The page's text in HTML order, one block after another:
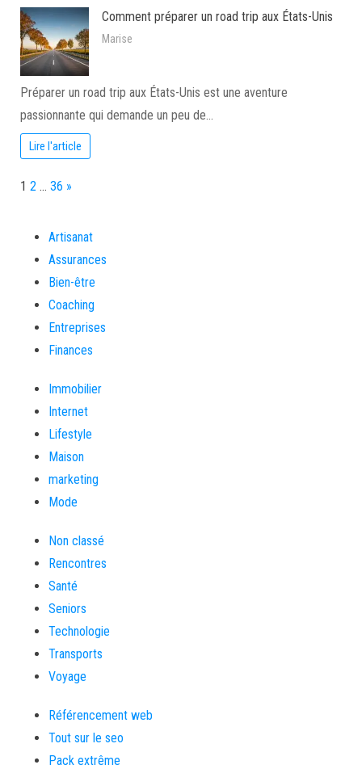
Comment préparer un road trip aux États-Unis
Marise
Préparer un road trip aux États-Unis est une aventure
passionnante qui demande un peu de…
Lire l'article
Page:
1 2 … 36 Next
»
Artisanat
Assurances
Bien-être
Coaching
Entreprises
Finances
Immobilier
Internet
Lifestyle
Maison
marketing
Mode
Non classé
Rencontres
Santé
Seniors
Technologie
Transports
Voyage
Référencement web
Tout sur le seo
Pack extrême